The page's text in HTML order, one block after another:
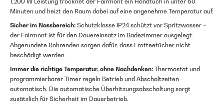
Minuten und heizt den Raum dabei auf eine angenehme Temperatur auf.
Sicher im Nassbereich: Schutzklasse IP24 schützt vor Spritzwasser –
der Fairmont ist für den Dauereinsatz im Badezimmer ausgelegt.
Abgerundete Rohrenden sorgen dafür, dass Frotteetücher nicht
beschädigt werden.
Immer die richtige Temperatur, ohne Nachdenken: Thermostat und
programmierbarer Timer regeln Betrieb und Abschaltzeiten
automatisch. Die automatische Überhitzungsabschaltung sorgt
zusätzlich für Sicherheit im Dauerbetrieb.